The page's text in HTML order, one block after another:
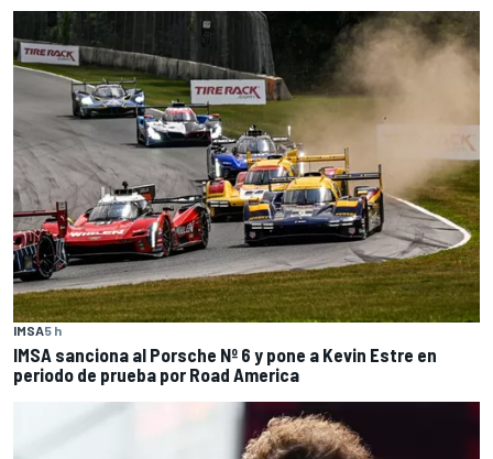
IMSA5 h
IMSA sanciona al Porsche Nº 6 y pone a Kevin Estre en
periodo de prueba por Road America